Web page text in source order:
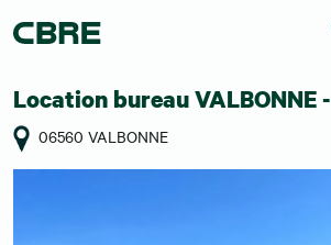
Location bureau VALBONNE -
06560 VALBONNE